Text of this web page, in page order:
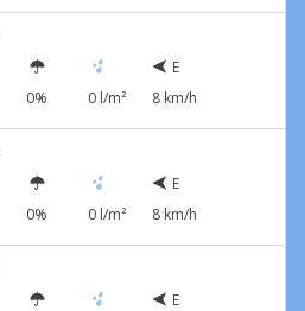
0% 0 l/m²
E
8 km/h
0% 0 l/m²
E
8 km/h
E